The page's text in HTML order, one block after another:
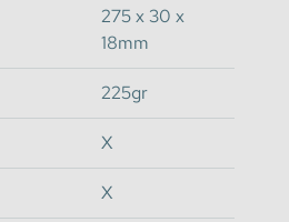
275 x 30 x
18mm
225gr
X
X